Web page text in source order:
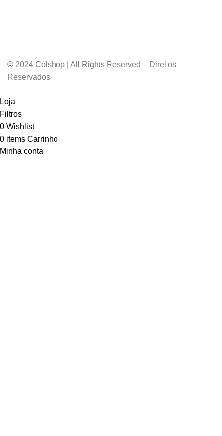
© 2024 Colshop | All Rights Reserved – Direitos
Reservados
Loja
Filtros
0 Wishlist
0 items Carrinho
Minha conta